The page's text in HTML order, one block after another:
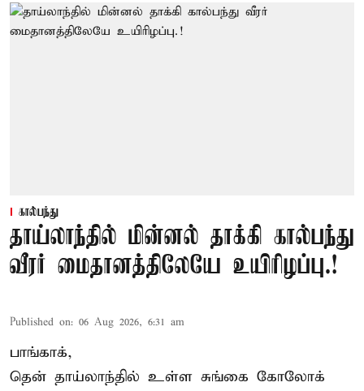
கால்பந்து
தாய்லாந்தில் மின்னல் தாக்கி கால்பந்து
வீரர் மைதானத்திலேயே உயிரிழப்பு.!
Published on: 06 Aug 2026, 6:31 am
பாங்காக்,
தென் தாய்லாந்தில் உள்ள சுங்கை கோலோக்